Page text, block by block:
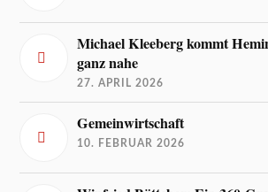
Michael Kleeberg kommt
ganz nahe
27. APRIL 2026
Gemeinwirtschaft
10. FEBRUAR 2026